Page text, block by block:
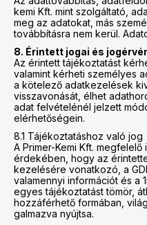
kemi Kft. mint szolgáltató,
meg az adatokat, más
továbbításra nem kerül.
8. Érintett jogai és
Az érintett tájékoztatást
valamint kérheti személyes
a kötelező adatkezelések
visszavonását, élhet
adat felvételénél jelzett
elérhetőségein.
8.1 Tájékoztatáshoz való jog
A Primer-Kemi Kft.
érdekében, hogy az
kezelésére vonatkozó, a
valamennyi információt és a
egyes tájékoztatást tömör,
hozzáférhető formában,
galmazva nyújtsa.